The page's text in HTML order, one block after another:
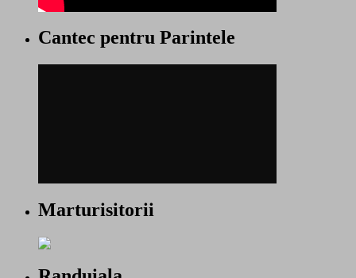
Cantec pentru Parintele
Marturisitorii